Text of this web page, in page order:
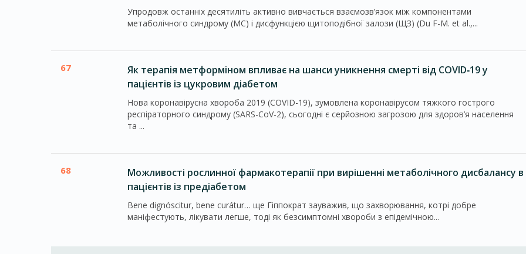
Упродовж останніх десятиліть активно вивчається взаємозв’язок між компонентами
метаболічного синдрому (МС) і дисфункцією щитоподібної залози (ЩЗ) (Du F-M. et al.,...
67
Як терапія метформіном впливає на шанси уникнення смерті від COVID‑19 у
пацієнтів із цукровим діабетом
Нова коронавірусна хвороба 2019 (COVID-19), зумовлена коронавірусом тяжкого гострого
респіраторного синдрому (SARS-CoV-2), сьогодні є серйозною загрозою для здоров’я населення
та ...
68
Можливості рослинної фармакотерапії при вирішенні метаболічного дисбалансу в
пацієнтів із предіабетом
Bene dignóscitur, bene curátur… ще Гіппократ зауважив, що захворювання, котрі добре
маніфестують, лікувати легше, тоді як безсимптомні хвороби з епідемічною...